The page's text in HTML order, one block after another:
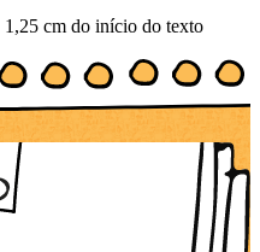
1,25 cm do início do texto